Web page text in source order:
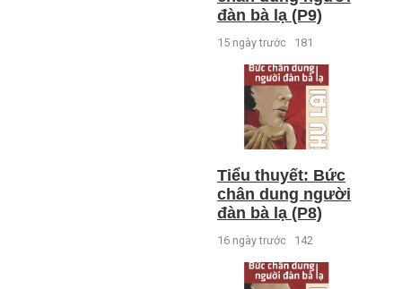
đàn bà lạ (P9)
15 ngày trước 181
Tiểu thuyết: Bức
chân dung người
đàn bà lạ (P8)
16 ngày trước 142